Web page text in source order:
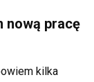
nową pracę
kilka